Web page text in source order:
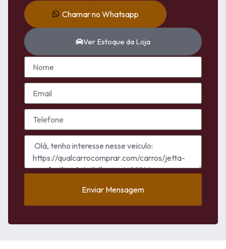
Chamar no Whatsapp
Ver Estoque da Loja
Enviar Mensagem